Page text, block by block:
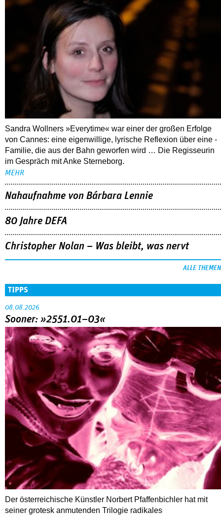
Sandra Wollners »Everytime« war einer der großen Erfolge
von Cannes: eine eigenwillige, lyrische Reflexion über eine ­
Familie, die aus der Bahn geworfen wird … Die Regisseurin
im Gespräch mit Anke Sterneborg.
MEHR
Nahaufnahme von Bárbara Lennie
80 Jahre DEFA
Christopher Nolan – Was bleibt, was nervt
ALLE THEMEN
TIPPS
08.08.2026
Sooner: »2551.01–03«
Der österreichische Künstler Norbert Pfaffenbichler hat mit
seiner grotesk anmutenden Trilogie radikales